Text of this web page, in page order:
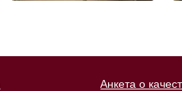
Анкета о